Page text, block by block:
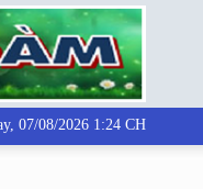
07/08/2026 1:24 CH